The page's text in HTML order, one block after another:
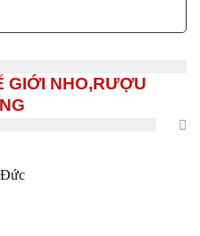
GIỚI NHO,RƯỢU